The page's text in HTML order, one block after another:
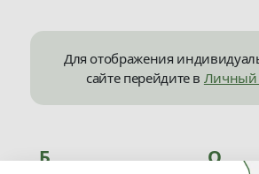
Для отображения
сайте перейдите в Личный
Б О